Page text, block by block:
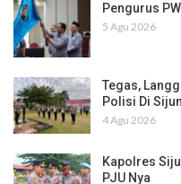
Pengurus
5 Agu 2026
Tegas,
Polisi Di
4 Agu 2026
Kapolres
PJU Nya